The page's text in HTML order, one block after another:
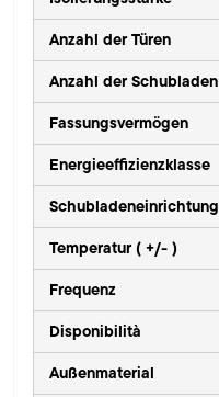
Anzahl der Türen
Anzahl der Schubladen
Fassungsvermögen
Energieeffizienzklasse
Schubladeneinrichtung
Temperatur ( +/- )
Frequenz
Disponibilità
Außenmaterial